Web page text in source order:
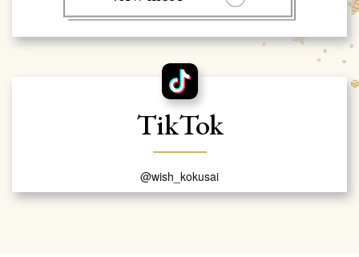
TikTok
@wish_kokusai